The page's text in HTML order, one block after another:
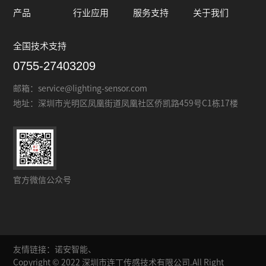
产品 行业应用 服务支持 关于我们
全国技术支持
0755-27403209
邮箱： service@lighting-sensor.com
地址： 深圳市光明区凤凰街道凤凰社区侨凯路459号C1栋17楼
官方微信公众号
友情链接：诺安智能、
Copyright © 2022 深圳市连丁传感技术有限公司.All Right